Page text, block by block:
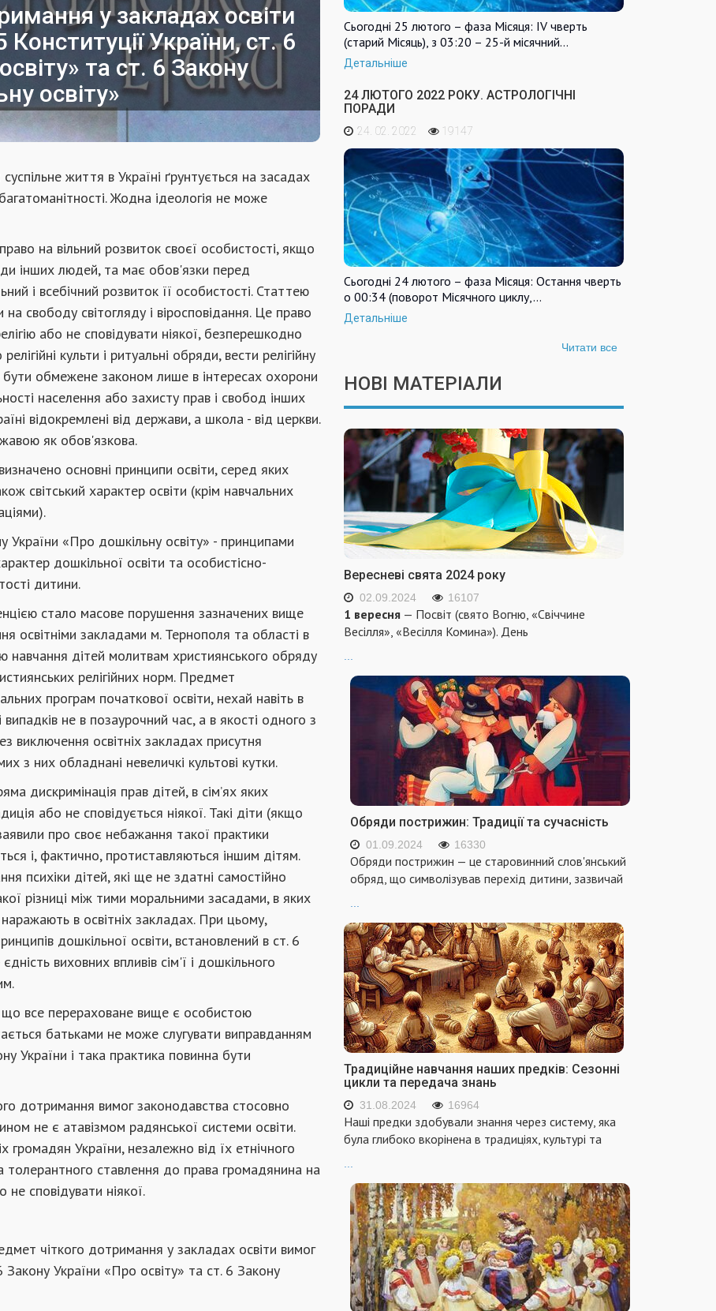
у закладах освіти
України, ст. 6
та ст. 6 Закону
освіту»
життя в Україні ґрунтується на засадах
Жодна ідеологія не може
на вільний розвиток своєї особистості, якщо
інших людей, та має обов'язки перед
і всебічний розвиток її особистості. Статтею
свободу світогляду і віросповідання. Це право
або не сповідувати ніякої, безперешкодно
культи і ритуальні обряди, вести релігійну
бути обмежене законом лише в інтересах охорони
населення або захисту прав і свобод інших
відокремлені від держави, а школа - від церкви.
як обов'язкова.
основні принципи освіти, серед яких
світський характер освіти (крім навчальних
України «Про дошкільну освіту» - принципами
дошкільної освіти та особистісно-
дитини.
стало масове порушення зазначених вище
освітніми закладами м. Тернополя та області в
навчання дітей молитвам християнського обряду
релігійних норм. Предмет
програм початкової освіти, нехай навіть в
не в позаурочний час, а в якості одного з
виключення освітніх закладах присутня
з них обладнані невеличкі культові кутки.
дискримінація прав дітей, в сім’ях яких
або не сповідується ніякої. Такі діти (якщо
про своє небажання такої практики
і, фактично, протиставляються іншим дітям.
психіки дітей, які ще не здатні самостійно
різниці між тими моральними засадами, в яких
наражають в освітніх закладах. При цьому,
дошкільної освіти, встановлений в ст. 6
виховних впливів сім'ї і дошкільного
що все перераховане вище є особистою
батьками не може слугувати виправданням
України і така практика повинна бути
дотримання вимог законодавства стосовно
не є атавізмом радянської системи освіти.
громадян України, незалежно від їх етнічного
толерантного ставлення до права громадянина на
не сповідувати ніякої.
чіткого дотримання у закладах освіти вимог
Закону України «Про освіту» та ст. 6 Закону
Сьогодні 25 лютого – фаза Місяця: IV чверть
(старий Місяць), з 03:20 – 25-й місячний…
Детальніше
24 ЛЮТОГО 2022 РОКУ. АСТРОЛОГІЧНІ
ПОРАДИ
24. 02. 2022 19147
Сьогодні 24 лютого – фаза Місяця: Остання чверть
о 00:34 (поворот Місячного циклу,…
Детальніше
Читати все
НОВІ МАТЕРІАЛИ
Вересневі свята 2024 року
02.09.2024 16107
1 вересня — Посвіт (свято Вогню, «Свіччине
Весілля», «Весілля Комина»). День
...
Обряди пострижин: Традиції та сучасність
01.09.2024 16330
Обряди пострижин — це старовинний слов'янський
обряд, що символізував перехід дитини, зазвичай
...
Традиційне навчання наших предків: Сезонні
цикли та передача знань
31.08.2024 16964
Наші предки здобували знання через систему, яка
була глибоко вкорінена в традиціях, культурі та
...